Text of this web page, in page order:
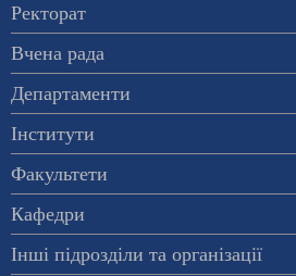
Ректорат
Вчена рада
Департаменти
Інститути
Факультети
Кафедри
Інші підрозділи та організації